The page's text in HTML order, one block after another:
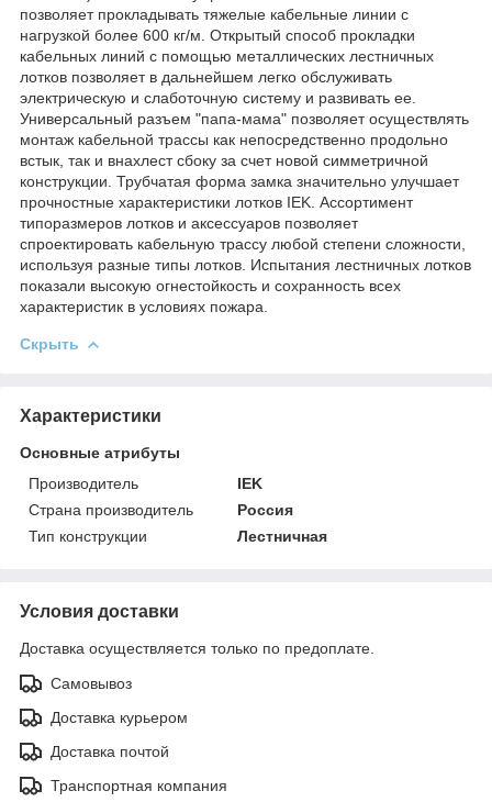
позволяет прокладывать тяжелые кабельные линии с
нагрузкой более 600 кг/м. Открытый способ прокладки
кабельных линий с помощью металлических лестничных
лотков позволяет в дальнейшем легко обслуживать
электрическую и слаботочную систему и развивать ее.
Универсальный разъем "папа-мама" позволяет осуществлять
монтаж кабельной трассы как непосредственно продольно
встык, так и внахлест сбоку за счет новой симметричной
конструкции. Трубчатая форма замка значительно улучшает
прочностные характеристики лотков IEK. Ассортимент
типоразмеров лотков и аксессуаров позволяет
спроектировать кабельную трассу любой степени сложности,
используя разные типы лотков. Испытания лестничных лотков
показали высокую огнестойкость и сохранность всех
характеристик в условиях пожара.
Скрыть
Характеристики
Основные атрибуты
Производитель
IEK
Страна производитель
Россия
Тип конструкции
Лестничная
Условия доставки
Доставка осуществляется только по предоплате.
Самовывоз
Доставка курьером
Доставка почтой
Транспортная компания